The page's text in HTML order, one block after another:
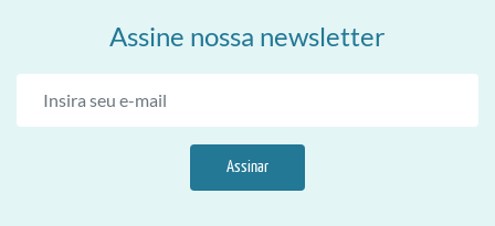
Assine nossa newsletter
Assinar